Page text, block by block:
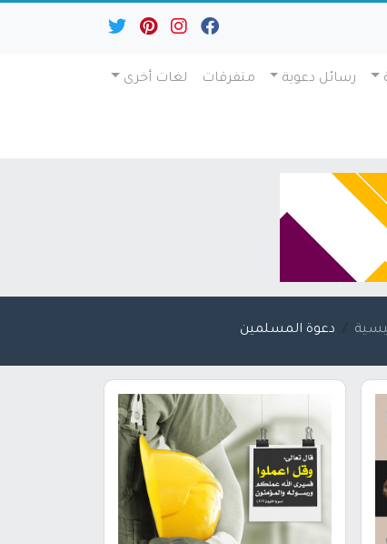
رسائل دعوية متفرقات لغات أخرى
دعوة المسلمين